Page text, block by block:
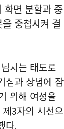
화면 분할과 중
중첩시켜 결
치는 태도로
심과 상념에 잠
위해 여성을
3자의 시선으
다.